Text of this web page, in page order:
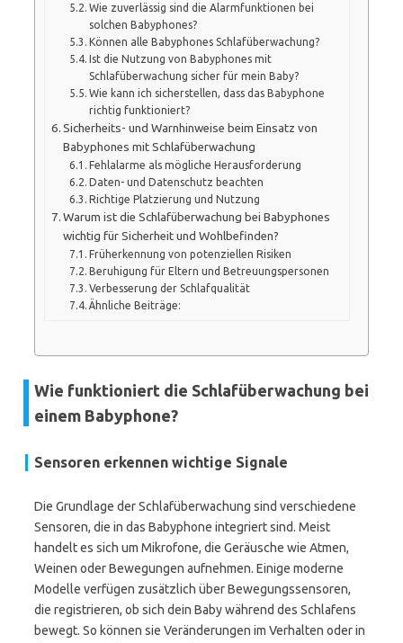
Wie zuverlässig sind die Alarmfunktionen bei
solchen Babyphones?
Können alle Babyphones Schlafüberwachung?
Ist die Nutzung von Babyphones mit
Schlafüberwachung sicher für mein Baby?
Wie kann ich sicherstellen, dass das Babyphone
richtig funktioniert?
Sicherheits- und Warnhinweise beim Einsatz von
Babyphones mit Schlafüberwachung
Fehlalarme als mögliche Herausforderung
Daten- und Datenschutz beachten
Richtige Platzierung und Nutzung
Warum ist die Schlafüberwachung bei Babyphones
wichtig für Sicherheit und Wohlbefinden?
Früherkennung von potenziellen Risiken
Beruhigung für Eltern und Betreuungspersonen
Verbesserung der Schlafqualität
Ähnliche Beiträge:
Wie funktioniert die Schlafüberwachung bei
einem Babyphone?
Sensoren erkennen wichtige Signale
Die Grundlage der Schlafüberwachung sind verschiedene
Sensoren, die in das Babyphone integriert sind. Meist
handelt es sich um Mikrofone, die Geräusche wie Atmen,
Weinen oder Bewegungen aufnehmen. Einige moderne
Modelle verfügen zusätzlich über Bewegungssensoren,
die registrieren, ob sich dein Baby während des Schlafens
bewegt. So können sie Veränderungen im Verhalten oder in